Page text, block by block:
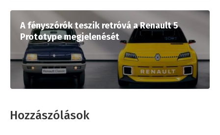
A fényszórók teszik retróvá a Renault 5
Prototype megjelenését
Hozzászólások